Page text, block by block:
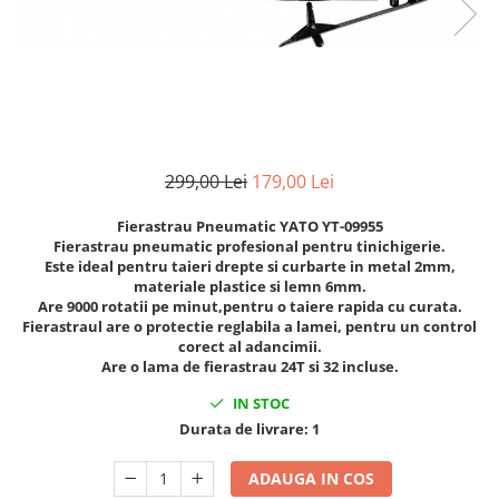
Carucioare pentru marfa
Dulapuri echipate
Dulapuri pentru scule
Echipamente De Sudura
Aparate taiere cu plasma
Magneti fixare sudura
Sudura In Puncte
299,00 Lei 179,00 Lei
Fierastrau Pneumatic YATO YT-09955
Fierastrau pneumatic profesional pentru tinichigerie.
Este ideal pentru taieri drepte si curbarte in metal 2mm,
materiale plastice si lemn 6mm.
Are 9000 rotatii pe minut,pentru o taiere rapida cu curata.
Fierastraul are o protectie reglabila a lamei, pentru un control
corect al adancimii.
Are o lama de fierastrau 24T si 32 incluse.
IN STOC
Durata de livrare: 1
ADAUGA IN COS